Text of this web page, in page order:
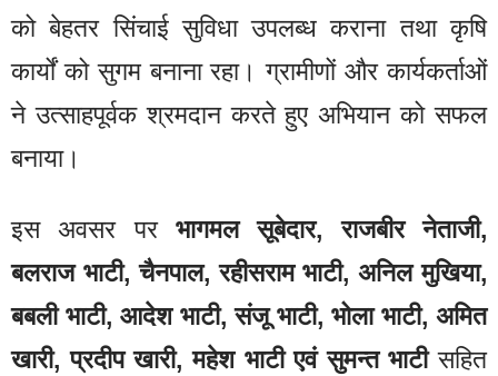
को बेहतर सिंचाई सुविधा उपलब्ध कराना तथा कृषि
कार्यों को सुगम बनाना रहा। ग्रामीणों और कार्यकर्ताओं
ने उत्साहपूर्वक श्रमदान करते हुए अभियान को सफल
बनाया।
इस अवसर पर भागमल सूबेदार, राजबीर नेताजी,
बलराज भाटी, चैनपाल, रहीसराम भाटी, अनिल मुखिया,
बबली भाटी, आदेश भाटी, संजू भाटी, भोला भाटी, अमित
खारी, प्रदीप खारी, महेश भाटी एवं सुमन्त भाटीसहित